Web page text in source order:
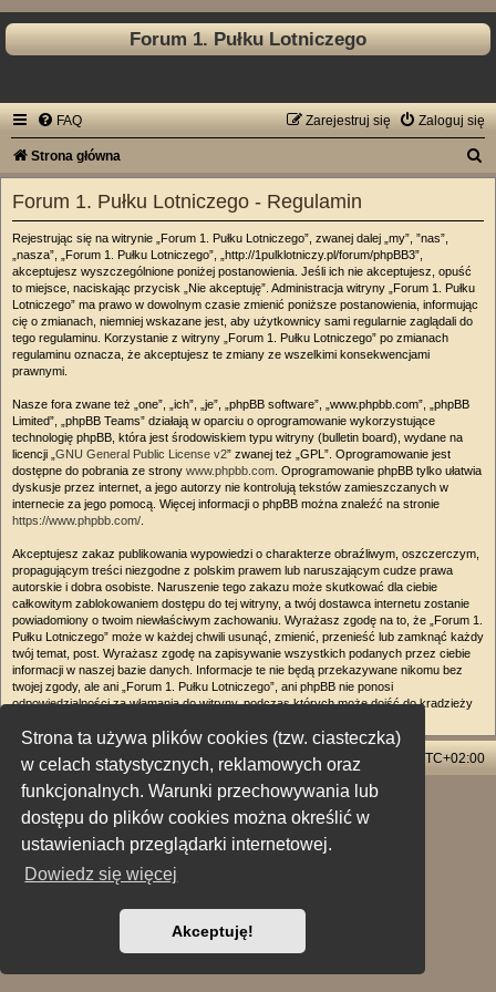
Strona ta używa plików cookies (tzw. ciasteczka)
w celach statystycznych, reklamowych oraz
funkcjonalnych. Warunki przechowywania lub
dostępu do plików cookies można określić w
ustawieniach przeglądarki internetowej.
Dowiedz się więcej
Akceptuję!
Forum 1. Pułku Lotniczego
FAQ Zaloguj się
Zarejestruj się
Strona główna
Forum 1. Pułku Lotniczego - Regulamin
Rejestrując się na witrynie „Forum 1. Pułku Lotniczego”, zwanej dalej „my”, ”nas”,
„nasza”, „Forum 1. Pułku Lotniczego”, „http://1pulklotniczy.pl/forum/phpBB3”,
akceptujesz wyszczególnione poniżej postanowienia. Jeśli ich nie akceptujesz, opuść
to miejsce, naciskając przycisk „Nie akceptuję”. Administracja witryny „Forum 1. Pułku
Lotniczego” ma prawo w dowolnym czasie zmienić poniższe postanowienia, informując
cię o zmianach, niemniej wskazane jest, aby użytkownicy sami regularnie zaglądali do
tego regulaminu. Korzystanie z witryny „Forum 1. Pułku Lotniczego” po zmianach
regulaminu oznacza, że akceptujesz te zmiany ze wszelkimi konsekwencjami
prawnymi.
Nasze fora zwane też „one”, „ich”, „je”, „phpBB software”, „www.phpbb.com”, „phpBB
Limited”, „phpBB Teams” działają w oparciu o oprogramowanie wykorzystujące
technologię phpBB, która jest środowiskiem typu witryny (bulletin board), wydane na
licencji „ GNU General Public License v2” zwanej też „GPL”. Oprogramowanie jest
dostępne do pobrania ze strony www.phpbb.com . Oprogramowanie phpBB tylko ułatwia
dyskusje przez internet, a jego autorzy nie kontrolują tekstów zamieszczanych w
internecie za jego pomocą. Więcej informacji o phpBB można znaleźć na stronie
https://www.phpbb.com/
Akceptujesz zakaz publikowania wypowiedzi o charakterze obraźliwym, oszczerczym,
propagującym treści niezgodne z polskim prawem lub naruszającym cudze prawa
autorskie i dobra osobiste. Naruszenie tego zakazu może skutkować dla ciebie
całkowitym zablokowaniem dostępu do tej witryny, a twój dostawca internetu zostanie
powiadomiony o twoim niewłaściwym zachowaniu. Wyrażasz zgodę na to, że „Forum 1.
Pułku Lotniczego” może w każdej chwili usunąć, zmienić, przenieść lub zamknąć każdy
twój temat, post. Wyrażasz zgodę na zapisywanie wszystkich podanych przez ciebie
informacji w naszej bazie danych. Informacje te nie będą przekazywane nikomu bez
twojej zgody, ale ani „Forum 1. Pułku Lotniczego”, ani phpBB nie ponosi
odpowiedzialności za włamania do witryny, podczas których może dojść do kradzieży
Strona główna Strefa czasowa UTC+02:00
Usuń ciasteczka witryny
Technologię dostarcza phpBB® Forum Software © phpBB Limited
Polski pakiet językowy dostarczaphpBB.pl
Zasady ochrony danych osobowych |Regulamin